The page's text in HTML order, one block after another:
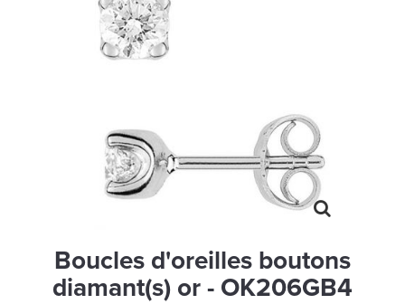
LES GEORGETTES
SWAROVSKI
CARTES CADEAUX
IDÉE CADEAUX
QUI SOMMES NOUS
Boucles d'oreilles boutons
diamant(s) or - OK206GB4